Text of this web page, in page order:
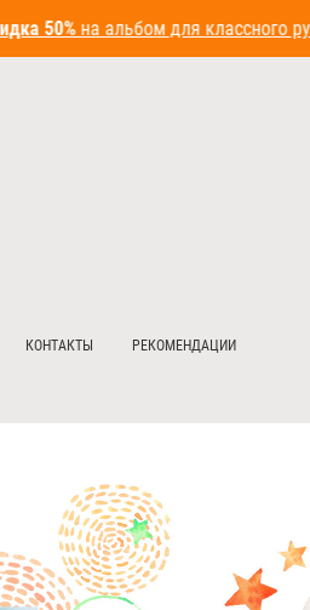
КОНТАКТЫ РЕКОМЕНДАЦИИ
50%на альбом для классного